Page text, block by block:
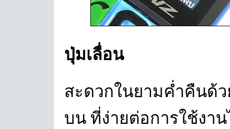
ปุ่มเลื่อน
สะดวกในยามค่ำคืนด้
บน ที่ง่ายต่อการใช้งา